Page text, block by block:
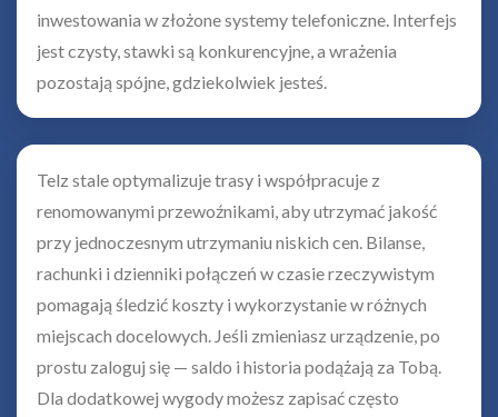
inwestowania w złożone systemy telefoniczne. Interfejs
jest czysty, stawki są konkurencyjne, a wrażenia
pozostają spójne, gdziekolwiek jesteś.
Telz stale optymalizuje trasy i współpracuje z
renomowanymi przewoźnikami, aby utrzymać jakość
przy jednoczesnym utrzymaniu niskich cen. Bilanse,
rachunki i dzienniki połączeń w czasie rzeczywistym
pomagają śledzić koszty i wykorzystanie w różnych
miejscach docelowych. Jeśli zmieniasz urządzenie, po
prostu zaloguj się — saldo i historia podążają za Tobą.
Dla dodatkowej wygody możesz zapisać często